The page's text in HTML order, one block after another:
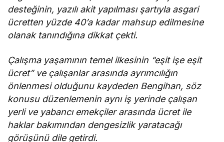
desteğinin, yazılı akit yapılması şartıyla asgari
ücretten yüzde 40’a kadar mahsup edilmesine
olanak tanındığına dikkat çekti.
Çalışma yaşamının temel ilkesinin “eşit işe eşit
ücret” ve çalışanlar arasında ayrımcılığın
önlenmesi olduğunu kaydeden Bengihan, söz
konusu düzenlemenin aynı iş yerinde çalışan
yerli ve yabancı emekçiler arasında ücret ile
haklar bakımından dengesizlik yaratacağı
görüşünü dile getirdi.